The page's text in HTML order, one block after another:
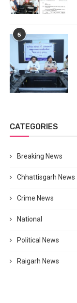
5
CATEGORIES
Breaking News
Chhattisgarh News
Crime News
National
Political News
Raigarh News